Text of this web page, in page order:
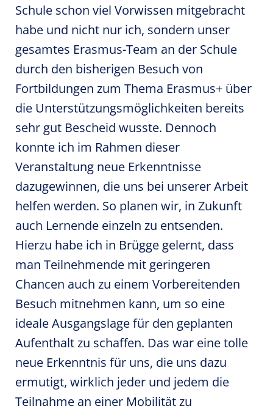
Schule schon viel Vorwissen mitgebracht
habe und nicht nur ich, sondern unser
gesamtes Erasmus-Team an der Schule
durch den bisherigen Besuch von
Fortbildungen zum Thema Erasmus+ über
die Unterstützungsmöglichkeiten bereits
sehr gut Bescheid wusste. Dennoch
konnte ich im Rahmen dieser
Veranstaltung neue Erkenntnisse
dazugewinnen, die uns bei unserer Arbeit
helfen werden. So planen wir, in Zukunft
auch Lernende einzeln zu entsenden.
Hierzu habe ich in Brügge gelernt, dass
man Teilnehmende mit geringeren
Chancen auch zu einem Vorbereitenden
Besuch mitnehmen kann, um so eine
ideale Ausgangslage für den geplanten
Aufenthalt zu schaffen. Das war eine tolle
neue Erkenntnis für uns, die uns dazu
ermutigt, wirklich jeder und jedem die
Teilnahme an einer Mobilität zu